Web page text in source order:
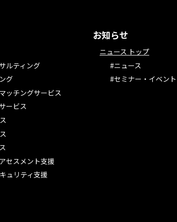
ルティング
グ
ッチングサービス
ービス
セスメント支援
ュリティ支援
お知らせ
ニュース トップ
#ニュース
#セミナー・イベント